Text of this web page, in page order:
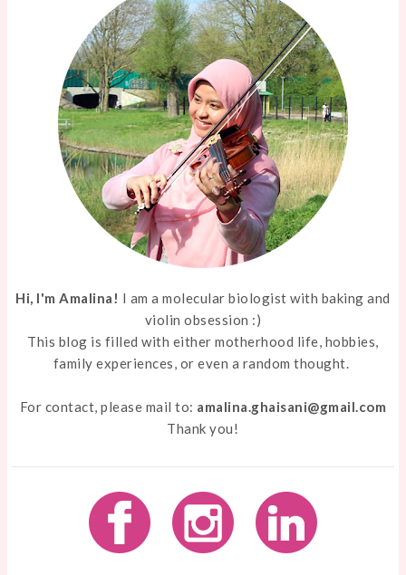
Hi, I'm Amalina! I am a molecular biologist with baking and
violin obsession :)
This blog is filled with either motherhood life, hobbies,
family experiences, or even a random thought.
For contact, please mail to: amalina.ghaisani@gmail.com
Thank you!